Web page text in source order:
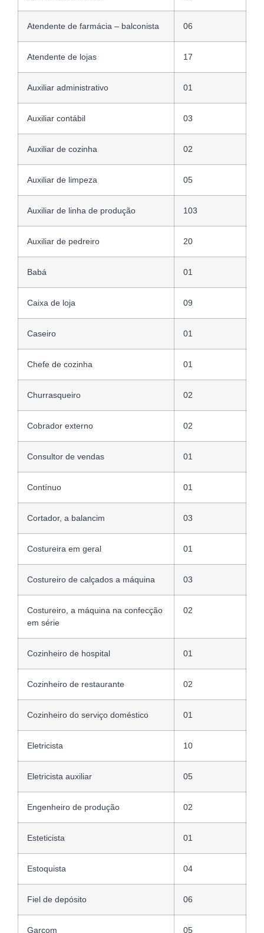
Atendente de farmácia – balconista 06
Atendente de lojas 17
Auxiliar administrativo 01
Auxiliar contábil 03
Auxiliar de cozinha 02
Auxiliar de limpeza 05
Auxiliar de linha de produção 103
Auxiliar de pedreiro 20
Babá 01
Caixa de loja 09
Caseiro 01
Chefe de cozinha 01
Churrasqueiro 02
Cobrador externo 02
Consultor de vendas 01
Contínuo 01
Cortador, a balancim 03
Costureira em geral 01
Costureiro de calçados a máquina 03
Costureiro, a máquina na confecção
em série
02
Cozinheiro de hospital 01
Cozinheiro de restaurante 02
Cozinheiro do serviço doméstico 01
Eletricista 10
Eletricista auxiliar 05
Engenheiro de produção 02
Esteticista 01
Estoquista 04
Fiel de depósito 06
Garçom 05